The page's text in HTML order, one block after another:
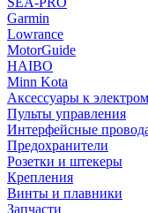
Garmin
Lowrance
MotorGuide
HAIBO
Minn Kota
Аксессуары к
Пульты управления
Интерфейсные
Предохранители
Розетки и штекеры
Крепления
Винты и плавники
Запчасти